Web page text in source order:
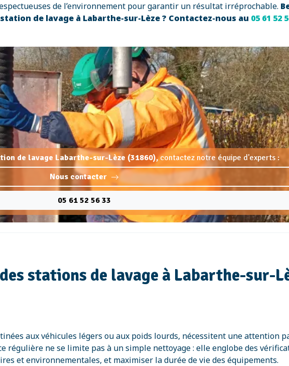
de l’environnement pour garantir un résultat irréprochable.
de lavage à Labarthe-sur-Lèze ? Contactez-nous au 05 61 52
de lavage Labarthe-sur-Lèze (31860),contactez notre équipe d'experts :
Nous contacter
05 61 52 56 33
stations de lavage à Labarthe-sur-
aux véhicules légers ou aux poids lourds, nécessitent une attention
ne se limite pas à un simple nettoyage : elle englobe des
et environnementales, et maximiser la durée de vie des équipements.